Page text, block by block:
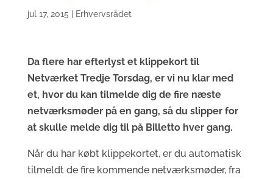
jul 17, 2015 Erhvervsrådet
Da flere har efterlyst et klippekort til
Netværket Tredje Torsdag, er vi nu klar med
et, hvor du kan tilmelde dig de fire næste
netværksmøder på en gang, så du slipper for
at skulle melde dig til på Billetto hver gang.
Når du har købt klippekortet, er du automatisk
tilmeldt de fire kommende netværksmøder, fra